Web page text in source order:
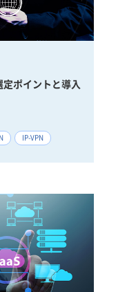
定ポイントと導入
IP-VPN